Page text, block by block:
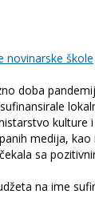
novinarske škole
doba
kulture
medija,
sa
na ime